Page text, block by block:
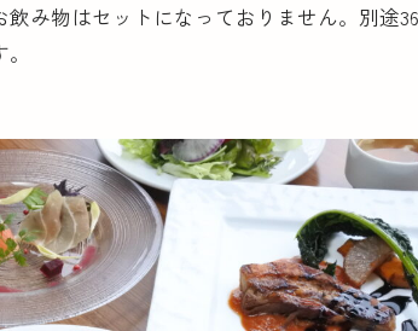
すわと
お知らせ
み物はセットになっておりません。別途